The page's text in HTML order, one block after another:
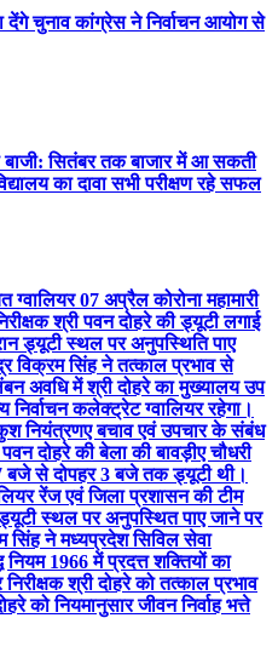
चुनाव कांग्रेस ने निर्वाचन आयोग से
बाजी: सितंबर तक बाजार में आ सकती
का दावा सभी परीक्षण रहे सफल
ग्वालियर 07 अप्रैल कोरोना महामारी
श्री पवन दोहरे की ड्यूटी लगाई
ड्यूटी स्थल पर अनुपस्थिति पाए
विक्रम सिंह ने तत्काल प्रभाव से
अवधि में श्री दोहरे का मुख्यालय उप
निर्वाचन कलेक्ट्रेट ग्वालियर रहेगा।
नियंत्रणए बचाव एवं उपचार के संबंध
दोहरे की बेला की बावड़ीए चौधरी
बजे से दोपहर 3 बजे तक ड्यूटी थी।
रेंज एवं जिला प्रशासन की टीम
ड्यूटी स्थल पर अनुपस्थित पाए जाने पर
ने मध्यप्रदेश सिविल सेवा
नियम 1966 में प्रदत्त शक्तियों का
श्री दोहरे को तत्काल प्रभाव
को नियमानुसार जीवन निर्वाह भत्ते